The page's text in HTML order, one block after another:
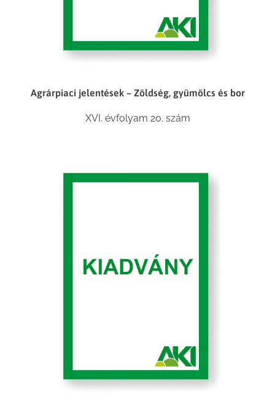
Agrárpiaci jelentések – Zöldség, gyümölcs és bor
XVI. évfolyam 20. szám